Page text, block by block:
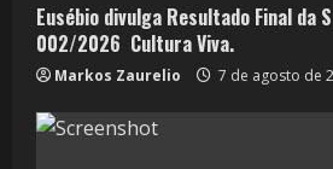
Eusébio divulga Resultado Final da
002/2026  Cultura Viva.
Markos Zaurelio 7 de agosto de